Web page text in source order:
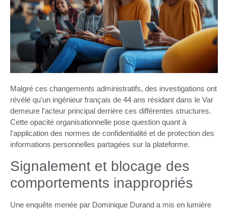
Malgré ces changements administratifs, des investigations ont
révélé qu'un ingénieur français de 44 ans résidant dans le Var
demeure l'acteur principal derrière ces différentes structures.
Cette opacité organisationnelle pose question quant à
l'application des normes de confidentialité et de protection des
informations personnelles partagées sur la plateforme.
Signalement et blocage des
comportements inappropriés
Une enquête menée par Dominique Durand a mis en lumière